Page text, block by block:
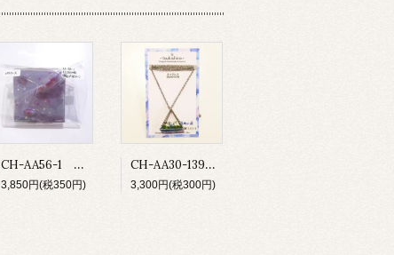
CH-AA56-1 お薬付ピルケース
3,850円(税350円)
CH-AA30-139 鉱物の庭 ネックレス
3,300円(税300円)